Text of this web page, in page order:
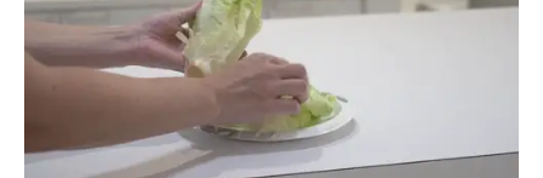
Brote